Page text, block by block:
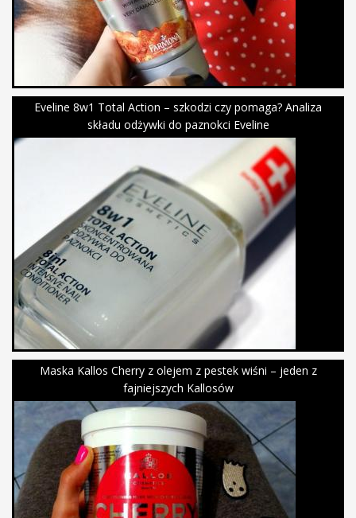
Eveline 8w1 Total Action – szkodzi czy pomaga? Analiza
składu odżywki do paznokci Eveline
Maska Kallos Cherry z olejem z pestek wiśni – jeden z
fajniejszych Kallosów